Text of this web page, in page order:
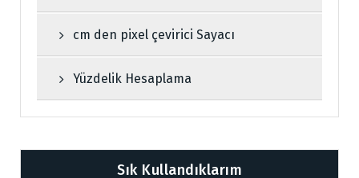
cm den pixel çevirici Sayacı
Yüzdelik Hesaplama
Sık Kullandıklarım